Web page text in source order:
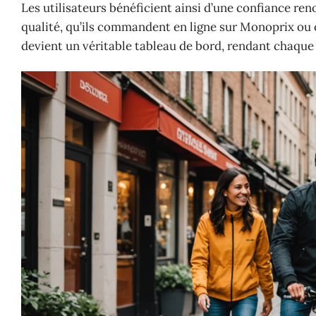
Les utilisateurs bénéficient ainsi d’une confiance
qualité, qu’ils commandent en ligne sur Monoprix
devient un véritable tableau de bord, rendant